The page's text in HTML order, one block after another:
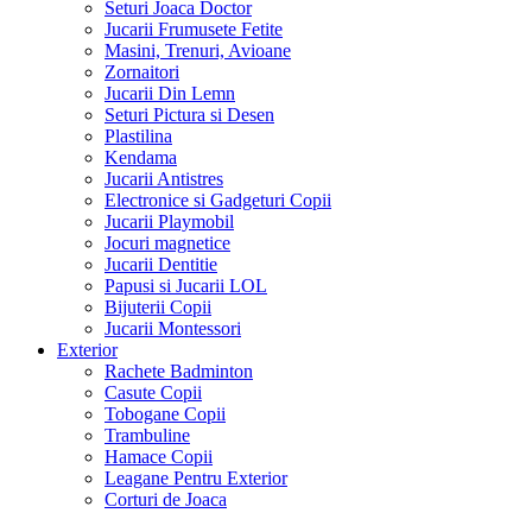
Seturi Joaca Doctor
Jucarii Frumusete Fetite
Masini, Trenuri, Avioane
Zornaitori
Jucarii Din Lemn
Seturi Pictura si Desen
Plastilina
Kendama
Jucarii Antistres
Electronice si Gadgeturi Copii
Jucarii Playmobil
Jocuri magnetice
Jucarii Dentitie
Papusi si Jucarii LOL
Bijuterii Copii
Jucarii Montessori
Exterior
Rachete Badminton
Casute Copii
Tobogane Copii
Trambuline
Hamace Copii
Leagane Pentru Exterior
Corturi de Joaca